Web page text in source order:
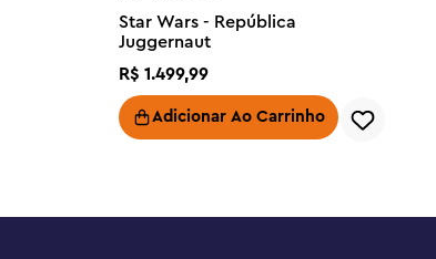
de Star Wars : Skeleton Crew
Builder, as crianças podem
– os brinquedos de
Star Wars - República
Juggernaut
R$ 1.499,99
Adicionar Ao Carrinho